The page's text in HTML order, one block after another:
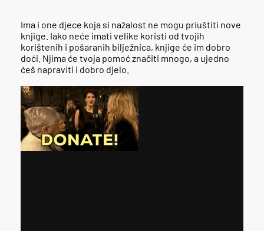
Ima i one djece koja si nažalost ne mogu priuštiti nove
knjige. Iako neće imati velike koristi od tvojih
korištenih i pošaranih bilježnica, knjige će im dobro
doći. Njima će tvoja pomoć značiti mnogo, a ujedno
ćeš napraviti i dobro djelo.